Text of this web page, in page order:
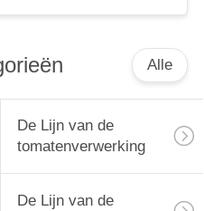
Alle
De Lijn van de
tomatenverwerking
De Lijn van de